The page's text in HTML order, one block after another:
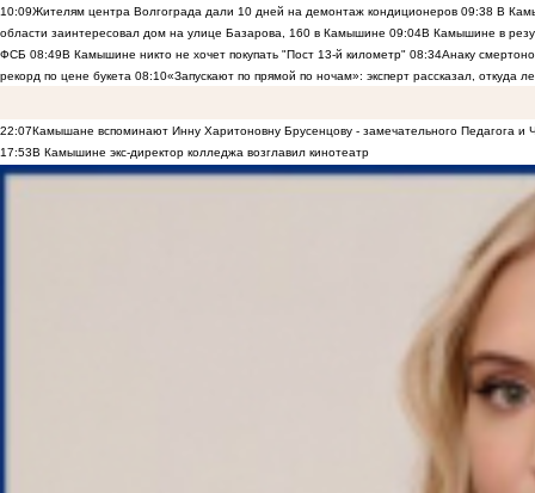
10:09Жителям центра Волгограда дали 10 дней на демонтаж кондиционеров 09:38 В
области заинтересовал дом на улице Базарова, 160 в Камышине 09:04В Камышине в
ФСБ 08:49В Камышине никто не хочет покупать "Пост 13-й километр" 08:34Анаку
рекорд по цене букета 08:10«Запускают по прямой по ночам»: эксперт рассказал, откуда
22:07Камышане вспоминают Инну Харитоновну Брусенцову - замечательного Педагога и
17:53В Камышине экс-директор колледжа возглавил кинотеатр